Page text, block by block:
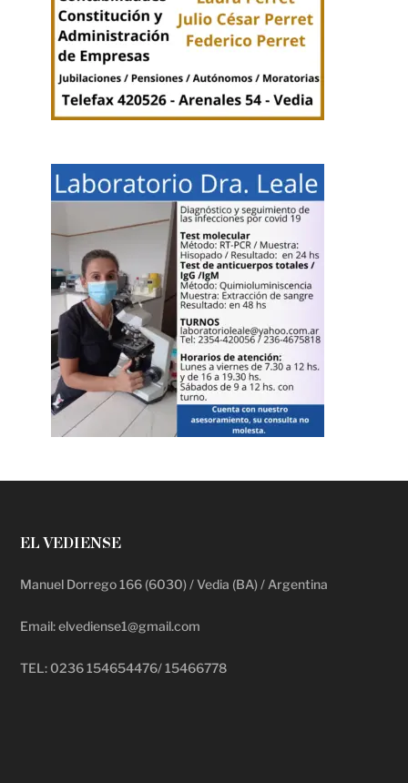
EL VEDIENSE
Manuel Dorrego 166 (6030) / Vedia (BA) / Argentina
Email: elvediense1@gmail.com
TEL: 0236 154654476/ 15466778